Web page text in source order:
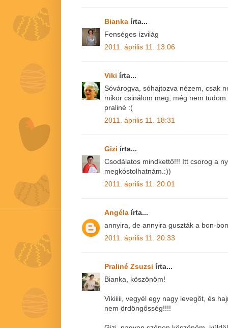
Bianka írta...
Fenséges ízvilág
2011. április 11. 13:06
Viki írta...
Sóvárogva, sóhajtozva nézem, csak
mikor csinálom meg, még nem
praliné :(
2011. április 11. 18:31
Gizi írta...
Csodálatos mindkettő!!! Itt csorog a
megkóstolhatnám.:))
2011. április 11. 20:01
Angéla írta...
annyira, de annyira guszták a bon-
2011. április 11. 20:33
Praliné Zsuzsi írta...
Bianka, köszönöm!
Vikiiiii, vegyél egy nagy levegőt, és
nem ördöngősség!!!!